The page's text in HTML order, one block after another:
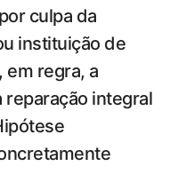
culpa da
instituição de
em regra, a
integral